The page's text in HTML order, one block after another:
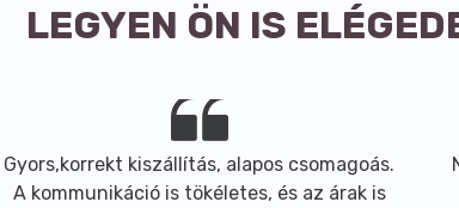
LEGYEN ÖN IS
Gyors,korrekt kiszállítás, alapos csomagoás.
A kommunikáció is tökéletes, és az árak is